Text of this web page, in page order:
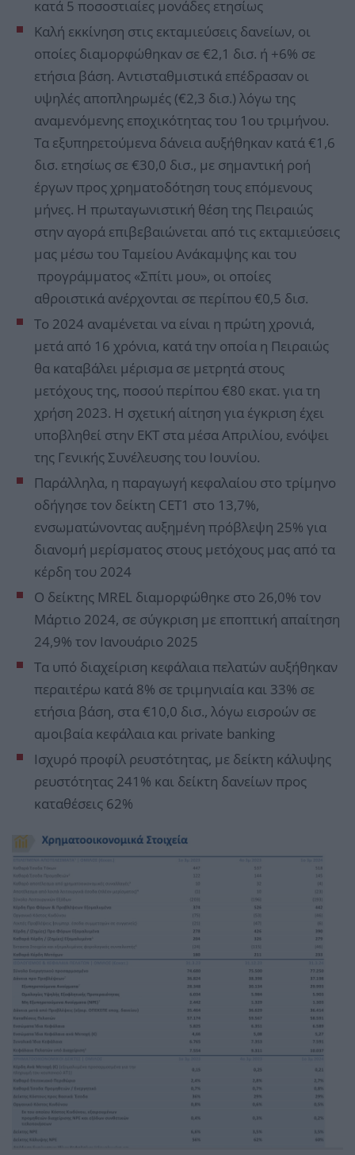
κατά 5 ποσοστιαίες μονάδες ετησίως
Καλή εκκίνηση στις εκταμιεύσεις δανείων, οι
οποίες διαμορφώθηκαν σε €2,1 δισ. ή +6% σε
ετήσια βάση. Αντισταθμιστικά επέδρασαν οι
υψηλές αποπληρωμές (€2,3 δισ.) λόγω της
αναμενόμενης εποχικότητας του 1ου τριμήνου.
Τα εξυπηρετούμενα δάνεια αυξήθηκαν κατά €1,6
δισ. ετησίως σε €30,0 δισ., με σημαντική ροή
έργων προς χρηματοδότηση τους επόμενους
μήνες. Η πρωταγωνιστική θέση της Πειραιώς
στην αγορά επιβεβαιώνεται από τις εκταμιεύσεις
μας μέσω του Ταμείου Ανάκαμψης και του
προγράμματος «Σπίτι μου», οι οποίες
αθροιστικά ανέρχονται σε περίπου €0,5 δισ.
Το 2024 αναμένεται να είναι η πρώτη χρονιά,
μετά από 16 χρόνια, κατά την οποία η Πειραιώς
θα καταβάλει μέρισμα σε μετρητά στους
μετόχους της, ποσού περίπου €80 εκατ. για τη
χρήση 2023. Η σχετική αίτηση για έγκριση έχει
υποβληθεί στην ΕΚΤ στα μέσα Απριλίου, ενόψει
της Γενικής Συνέλευσης του Ιουνίου.
Παράλληλα, η παραγωγή κεφαλαίου στο τρίμηνο
οδήγησε τον δείκτη CET1 στο 13,7%,
ενσωματώνοντας αυξημένη πρόβλεψη 25% για
διανομή μερίσματος στους μετόχους μας από τα
κέρδη του 2024
Ο δείκτης MREL διαμορφώθηκε στο 26,0% τον
Μάρτιο 2024, σε σύγκριση με εποπτική απαίτηση
24,9% τον Ιανουάριο 2025
Τα υπό διαχείριση κεφάλαια πελατών αυξήθηκαν
περαιτέρω κατά 8% σε τριμηνιαία και 33% σε
ετήσια βάση, στα €10,0 δισ., λόγω εισροών σε
αμοιβαία κεφάλαια και private banking
Ισχυρό προφίλ ρευστότητας, με δείκτη κάλυψης
ρευστότητας 241% και δείκτη δανείων προς
καταθέσεις 62%